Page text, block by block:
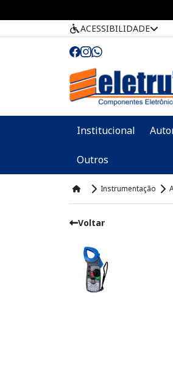
ACESSIBILIDADE
Institucional
Outros
Instrumentação
Voltar